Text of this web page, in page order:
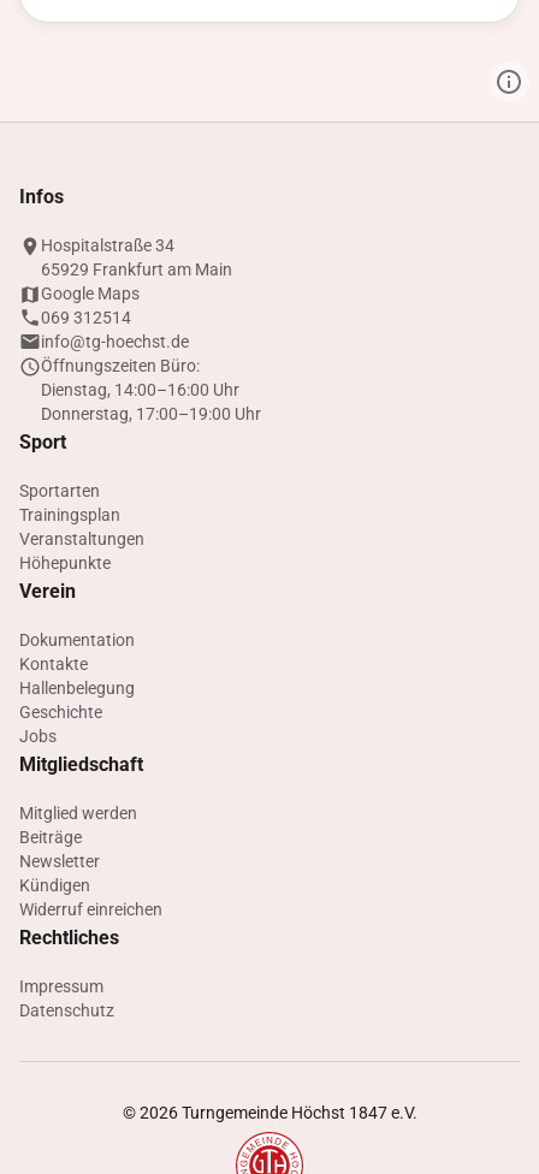
Infos
Hospitalstraße 34
65929 Frankfurt am Main
Google Maps
069 312514
info@tg-hoechst.de
Öffnungszeiten Büro:
Dienstag, 14:00–16:00 Uhr
Donnerstag, 17:00–19:00 Uhr
Sport
Sportarten
Trainingsplan
Veranstaltungen
Höhepunkte
Verein
Dokumentation
Kontakte
Hallenbelegung
Geschichte
Jobs
Mitgliedschaft
Mitglied werden
Beiträge
Newsletter
Kündigen
Widerruf einreichen
Rechtliches
Impressum
Datenschutz
©2026Turngemeinde Höchst 1847 e.V.